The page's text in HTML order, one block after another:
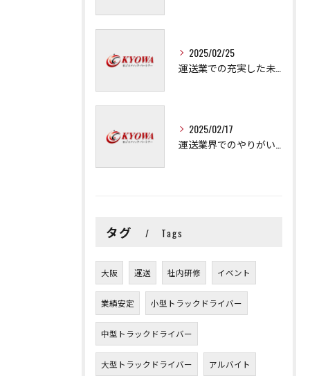
2025/02/25
2025/02/17
タグ Tags
大阪 運送 社内研修 イベント
業績安定 小型トラックドライバー
中型トラックドライバー
大型トラックドライバー アルバイト